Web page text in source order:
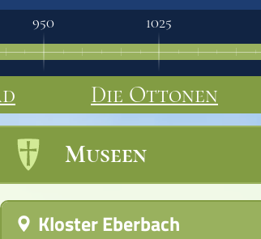
950 1025
Die Ottonen
Museen
Kloster Eberbach